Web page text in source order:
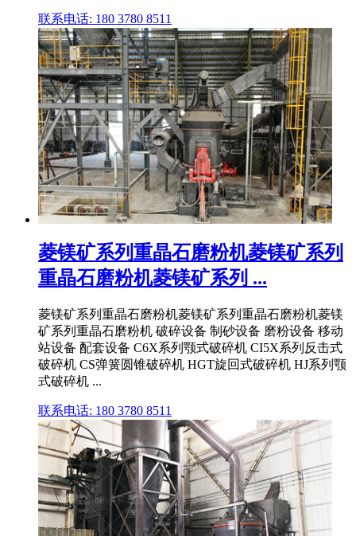
联系电话: 180 3780 8511
菱镁矿系列重晶石磨粉机菱镁矿系列
重晶石磨粉机菱镁矿系列 ...
菱镁矿系列重晶石磨粉机菱镁矿系列重晶石磨粉机菱镁
矿系列重晶石磨粉机 破碎设备 制砂设备 磨粉设备 移动
站设备 配套设备 C6X系列颚式破碎机 CI5X系列反击式
破碎机 CS弹簧圆锥破碎机 HGT旋回式破碎机 HJ系列颚
式破碎机 ...
联系电话: 180 3780 8511